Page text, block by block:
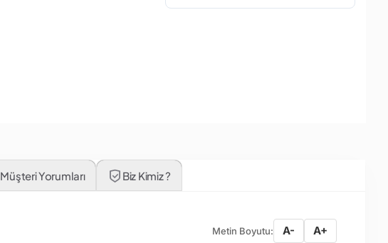
Müşteri Yorumları Biz Kimiz ?
Metin Boyutu: A- A+